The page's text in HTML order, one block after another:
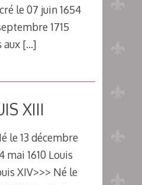
le 07 juin 1654
1715
aux […]
XIII
le 13 décembre
mai 1610 Louis
XIV>>> Né le